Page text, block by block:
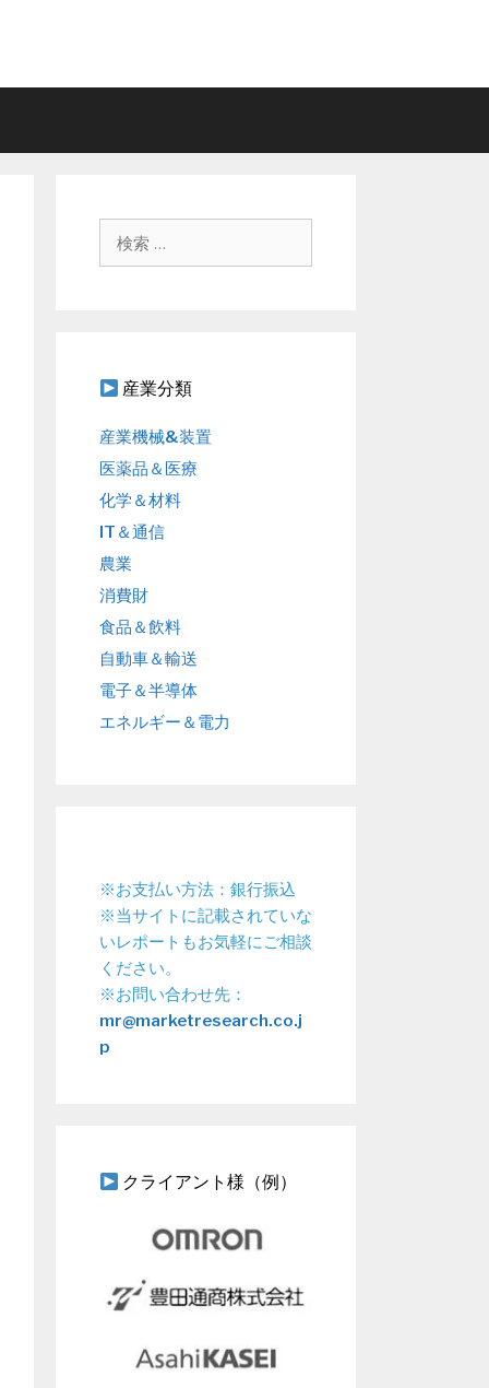
産業分類
産業機械&装置
医薬品＆医療
化学＆材料
IT＆通信
農業
消費財
食品＆飲料
自動車＆輸送
電子＆半導体
エネルギー＆電力
※お支払い方法：銀行振込
※当サイトに記載されていな
いレポートもお気軽にご相談
ください。
※お問い合わせ先：
mr@marketresearch.co.j
p
クライアント様（例）